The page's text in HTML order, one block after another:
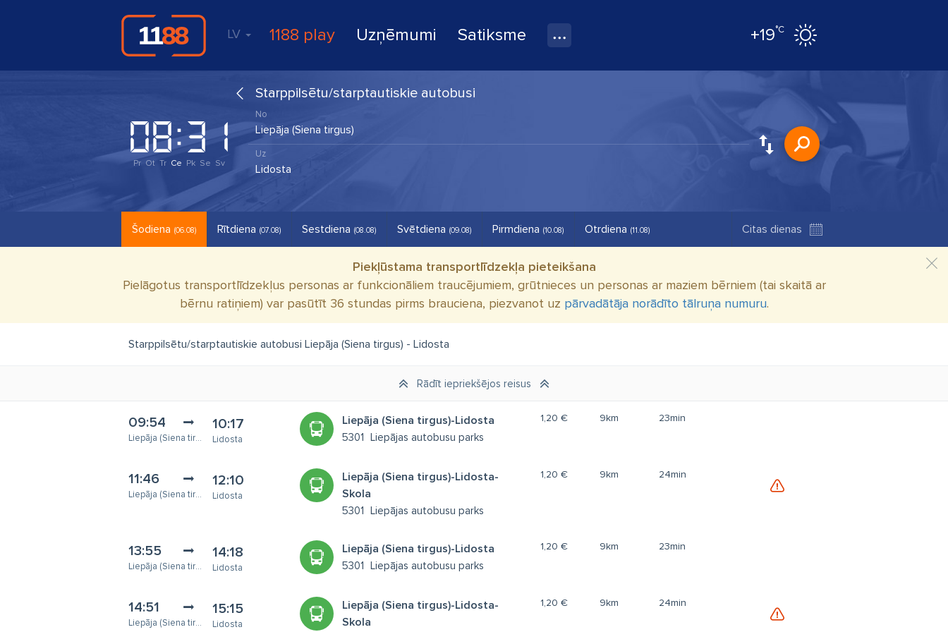
LV 1188 play Uzņēmumi Satiksme +19°C
Starppilsētu/starptautiskie autobusi
Pr Ot Tr Ce Pk Se Sv
Šodiena (06.08) Rītdiena (07.08) Sestdiena (08.08) Svētdiena (09.08) Pirmdiena (10.08) Otrdiena (11.08)
Piekļūstama transportlīdzekļa pieteikšana
Pielāgotus transportlīdzekļus personas ar funkcionāliem traucējumiem, grūtnieces un personas ar maziem bērniem (tai skaitā ar
bērnu ratiņiem) var pasūtīt 36 stundas pirms brauciena, piezvanot uz pārvadātāja norādīto tālruņa numuru.
Starppilsētu/starptautiskie autobusi Liepāja (Siena tirgus) - Lidosta
Rādīt iepriekšējos reisus
09:54
Liepāja (Siena tirgus)
10:17
Lidosta
Liepāja (Siena tirgus)-Lidosta
5301 Liepājas autobusu parks
1,20 € 9km 23min
11:46
Liepāja (Siena tirgus)
12:10
Lidosta
Liepāja (Siena tirgus)-Lidosta-
Skola
5301 Liepājas autobusu parks
1,20 € 9km 24min
13:55
Liepāja (Siena tirgus)
14:18
Lidosta
Liepāja (Siena tirgus)-Lidosta
5301 Liepājas autobusu parks
1,20 € 9km 23min
14:51
Liepāja (Siena tirgus)
15:15
Lidosta
Liepāja (Siena tirgus)-Lidosta-
Skola
1,20 € 9km 24min